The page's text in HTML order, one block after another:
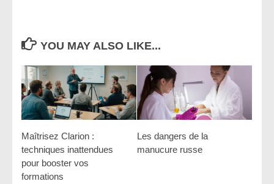
YOU MAY ALSO LIKE...
Maîtrisez Clarion :
techniques inattendues
pour booster vos
formations
Les dangers de la
manucure russe